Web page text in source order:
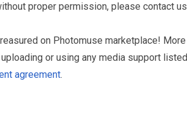
proper permission, please contact
on Photomuse marketplace!
or using any media support
agreement.